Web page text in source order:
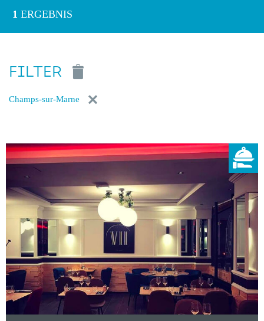
1 ERGEBNIS
FILTER
Champs-sur-Marne